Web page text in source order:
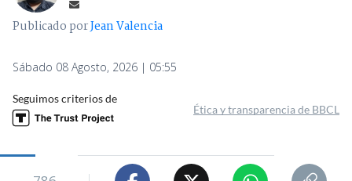
Publicado porJean Valencia
Sábado 08 Agosto, 2026 | 05:55
Seguimos criterios de
Ética y transparencia de BBCL